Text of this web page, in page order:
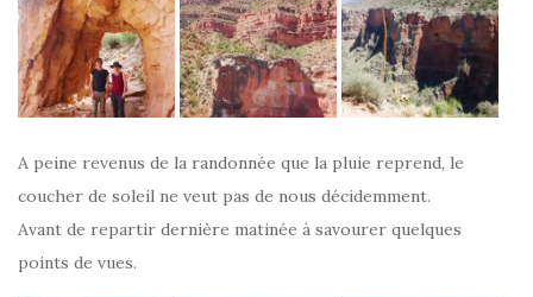
A peine revenus de la randonnée que la pluie reprend, le
coucher de soleil ne veut pas de nous décidemment.
Avant de repartir dernière matinée à savourer quelques
points de vues.